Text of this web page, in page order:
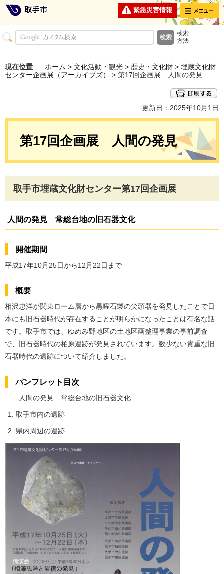
緊急災害情報 メニュー
検索
方法
現在位置 ホーム > 文化活動・観光 > 歴史・文化財 > 埋蔵文化財
センター企画展（アーカイブズ）
> 第17回企画展 人間の発見
更新日：2025年10月1日
第17回企画展 人間の発見
取手市埋蔵文化財センター第17回企画展
人間の発見 常総台地の旧石器文化
開催期間
平成17年10月25日から12月22日まで
概要
相沢忠洋が関東ローム層から黒曜石製の尖頭器を発見したことで日
本にも旧石器時代が存在することが明らかになったことは有名な話
です。取手市では、ゆめみ野地区の土地区画整理事業の事前調査
で、旧石器時代の柏原遺跡が発見されています。数少ない貴重な旧
石器時代の遺跡について紹介しました。
パンフレット目次
人間の発見 常総台地の旧石器文化
取手市内の遺跡
県内周辺の遺跡